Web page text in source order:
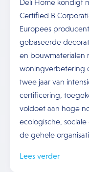
Deli Home kondigt
Certified B
Europees
gebaseerde
en bouwmaterialen
woningverbetering
twee jaar van
certificering,
voldoet aan hoge
ecologische,
de gehele
Lees verder